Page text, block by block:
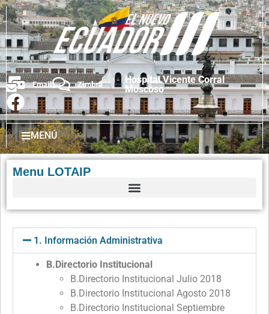
Hospital Vicente Corral
Moscoso
Email Zimbra
MENÚ
Menu LOTAIP
1. Información Administrativa
B.Directorio Institucional
B.Directorio Institucional Julio 2018
B.Directorio Institucional Agosto 2018
B.Directorio Institucional Septiembre